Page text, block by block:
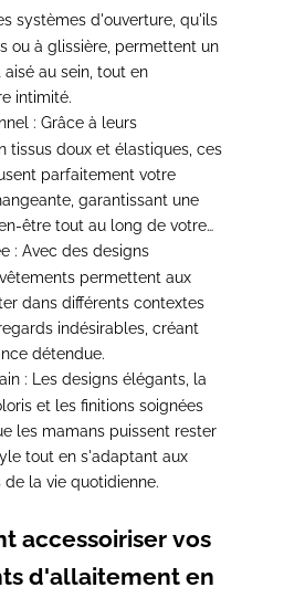
systèmes d'ouverture, qu'ils
ou à glissière, permettent un
au sein, tout en
intimité.
: Grâce à leurs
tissus doux et élastiques, ces
parfaitement votre
garantissant une
être tout au long de votre
: Avec des designs
permettent aux
dans différents contextes
indésirables, créant
détendue.
: Les designs élégants, la
et les finitions soignées
les mamans puissent rester
tout en s'adaptant aux
la vie quotidienne.
accessoiriser vos
d'allaitement en